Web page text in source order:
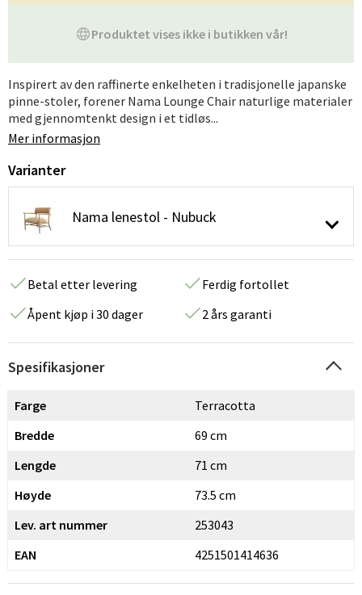
Produktet vises ikke i butikken vår!
Inspirert av den raffinerte enkelheten i tradisjonelle japanske
pinne-stoler, forener Nama Lounge Chair naturlige materialer
med gjennomtenkt design i et tidløs...
Mer informasjon
Varianter
Nama lenestol - Nubuck
Betal etter levering
Ferdig fortollet
Åpent kjøp i 30 dager
2 års garanti
Spesifikasjoner
Farge
Terracotta
Bredde
69 cm
Lengde
71 cm
Høyde
73.5 cm
Lev. art nummer
253043
EAN
4251501414636